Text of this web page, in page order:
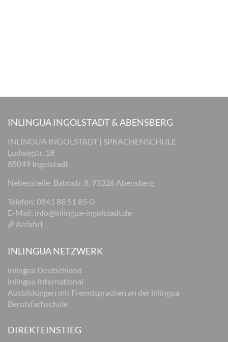
INLINGUA INGOLSTADT & ABENSBERG
INLINGUA INGOLSTADT | SPRACHENSCHULE
Ludwigstr. 18
85049 Ingolstadt
Nebenstelle: Babostr. 8, 93326 Abensberg
Telefon: 0841 88 51 85-0
E-Mail: info@inlingua-ingolstadt.de
Anfahrt
INLINGUA NETZWERK
inlingua Deutschland
inlingua International
Ausbildungen mit Fremdsprachen an der inlingua
Berufsfachschule
DIREKTEINSTIEG